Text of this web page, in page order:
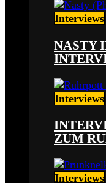
Interviews
NASTY
Interviews
ZUM
Interviews